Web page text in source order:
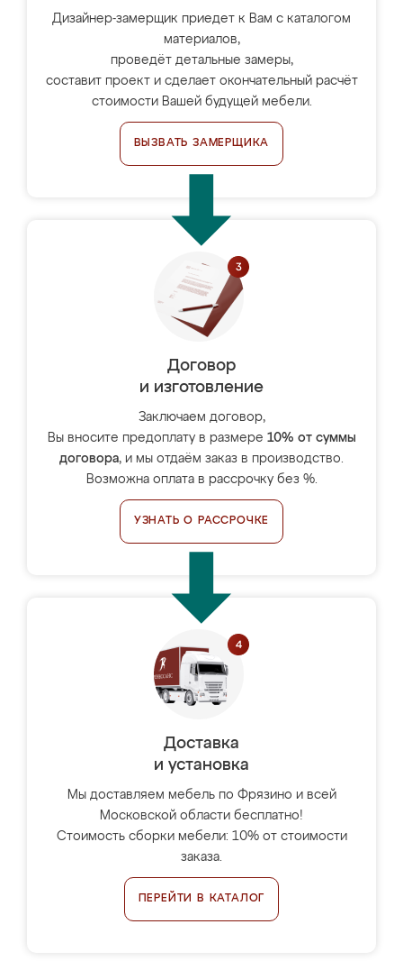
Дизайнер-замерщик приедет к Вам с каталогом
материалов,
проведёт детальные замеры,
составит проект и сделает окончательный расчёт
стоимости Вашей будущей мебели.
ВЫЗВАТЬ ЗАМЕРЩИКА
Договор
и изготовление
Заключаем договор,
Вы вносите предоплату в размере 10% от суммы
договора, и мы отдаём заказ в производство.
Возможна оплата в рассрочку без %.
УЗНАТЬ О РАССРОЧКЕ
Доставка
и установка
Мы доставляем мебель по Фрязино и всей
Московской области бесплатно!
Стоимость сборки мебели: 10% от стоимости
заказа.
ПЕРЕЙТИ В КАТАЛОГ